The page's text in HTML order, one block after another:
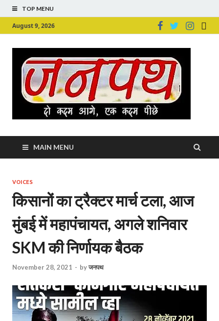
TOP MENU
August 9, 2026
MAIN MENU
VOICES
किसानों का ट्रैक्टर मार्च टला, आज
मुंबई में महापंचायत, अगले शनिवार
SKM की निर्णायक बैठक
November 28, 2021 - byजनपथ